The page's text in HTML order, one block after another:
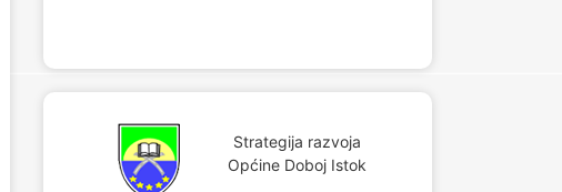
Strategija razvoja
Općine Doboj Istok